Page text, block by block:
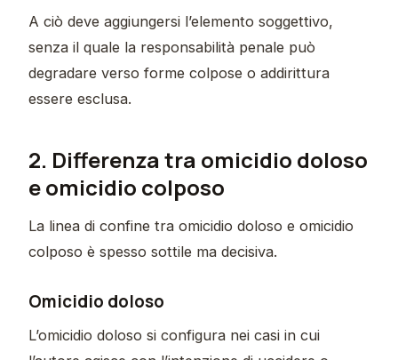
A ciò deve aggiungersi l’elemento soggettivo,
senza il quale la responsabilità penale può
degradare verso forme colpose o addirittura
essere esclusa.
2. Differenza tra omicidio doloso
e omicidio colposo
La linea di confine tra omicidio doloso e omicidio
colposo è spesso sottile ma decisiva.
Omicidio doloso
L’omicidio doloso si configura nei casi in cui